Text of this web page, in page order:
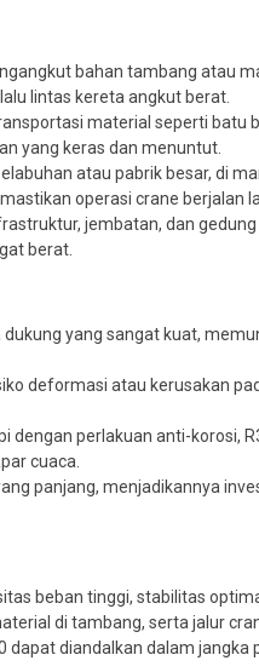
bahan tambang atau
lintas kereta angkut berat.
material seperti batu
yang keras dan menuntut.
atau pabrik besar, di
operasi crane berjalan
jembatan, dan gedung
berat.
yang sangat kuat,
deformasi atau kerusakan
dengan perlakuan anti-korosi,
cuaca.
panjang, menjadikannya
beban tinggi, stabilitas
di tambang, serta jalur
diandalkan dalam jangka